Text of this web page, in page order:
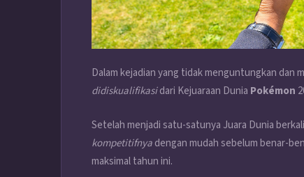
Dalam kejadian yang tidak menguntungkan dan
didiskualifikasidari Kejuaraan Dunia Pokémon
Setelah menjadi satu-satunya Juara Dunia
kompetitifnyadengan mudah sebelum benar-
maksimal tahun ini.